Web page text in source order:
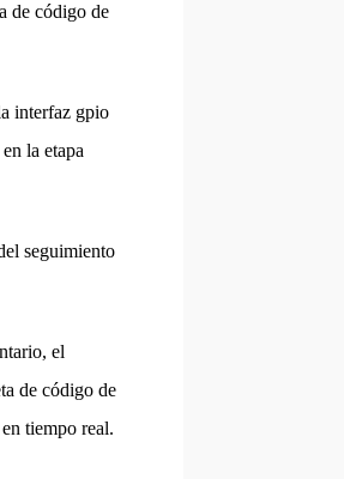
de código de
interfaz gpio
la etapa
seguimiento
el
de código de
tiempo real.